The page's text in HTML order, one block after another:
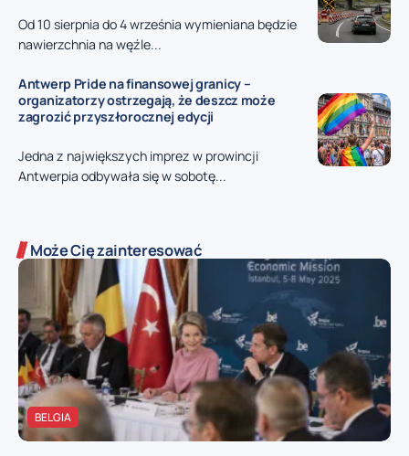
Od 10 sierpnia do 4 września wymieniana będzie
nawierzchnia na węźle...
Antwerp Pride na finansowej granicy –
organizatorzy ostrzegają, że deszcz może
zagrozić przyszłorocznej edycji
Jedna z największych imprez w prowincji
Antwerpia odbywała się w sobotę...
Może Cię zainteresować
BELGIA